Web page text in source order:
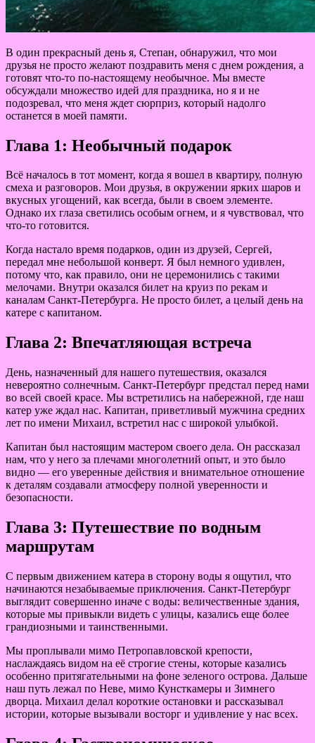
В один прекрасный день я, Степан, обнаружил, что мои
друзья не просто желают поздравить меня с днем рождения, а
готовят что-то по-настоящему необычное. Мы вместе
обсуждали множество идей для праздника, но я и не
подозревал, что меня ждет сюрприз, который надолго
останется в моей памяти.
Глава 1: Необычный подарок
Всё началось в тот момент, когда я вошел в квартиру, полную
смеха и разговоров. Мои друзья, в окружении ярких шаров и
вкусных угощений, как всегда, были в своем элементе.
Однако их глаза светились особым огнем, и я чувствовал, что
что-то готовится.
Когда настало время подарков, один из друзей, Сергей,
передал мне небольшой конверт. Я был немного удивлен,
потому что, как правило, они не церемонились с такими
мелочами. Внутри оказался билет на круиз по рекам и
каналам Санкт-Петербурга. Не просто билет, а целый день на
катере с капитаном.
Глава 2: Впечатляющая встреча
День, назначенный для нашего путешествия, оказался
невероятно солнечным. Санкт-Петербург предстал перед нами
во всей своей красе. Мы встретились на набережной, где наш
катер уже ждал нас. Капитан, приветливый мужчина средних
лет по имени Михаил, встретил нас с широкой улыбкой.
Капитан был настоящим мастером своего дела. Он рассказал
нам, что у него за плечами многолетний опыт, и это было
видно — его уверенные действия и внимательное отношение
к деталям создавали атмосферу полной уверенности и
безопасности.
Глава 3: Путешествие по водным
маршрутам
С первым движением катера в сторону воды я ощутил, что
начинаются незабываемые приключения. Санкт-Петербург
выглядит совершенно иначе с воды: величественные здания,
которые мы привыкли видеть с улицы, казались еще более
грандиозными и таинственными.
Мы проплывали мимо Петропавловской крепости,
наслаждаясь видом на её строгие стены, которые казались
особенно притягательными на фоне зеленого острова. Дальше
наш путь лежал по Неве, мимо Кунсткамеры и Зимнего
дворца. Михаил делал короткие остановки и рассказывал
истории, которые вызывали восторг и удивление у нас всех.